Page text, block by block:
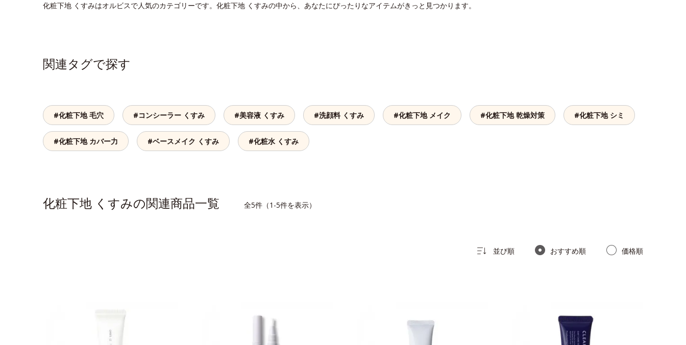
化粧下地 くすみはオルビスで人気のカテゴリーです。化粧下地 くすみの中から、あなたにぴったりなアイテムがきっと見つかります。
関連タグで探す
#化粧下地 毛穴 #コンシーラー くすみ #美容液 くすみ #洗顔料 くすみ #化粧下地 メイク #化粧下地 乾燥対策 #化粧下地 シミ
#化粧下地 カバー力 #ベースメイク くすみ #化粧水 くすみ
化粧下地 くすみの関連商品一覧 全5件（1-5件を表示）
並び順 おすすめ順 価格順